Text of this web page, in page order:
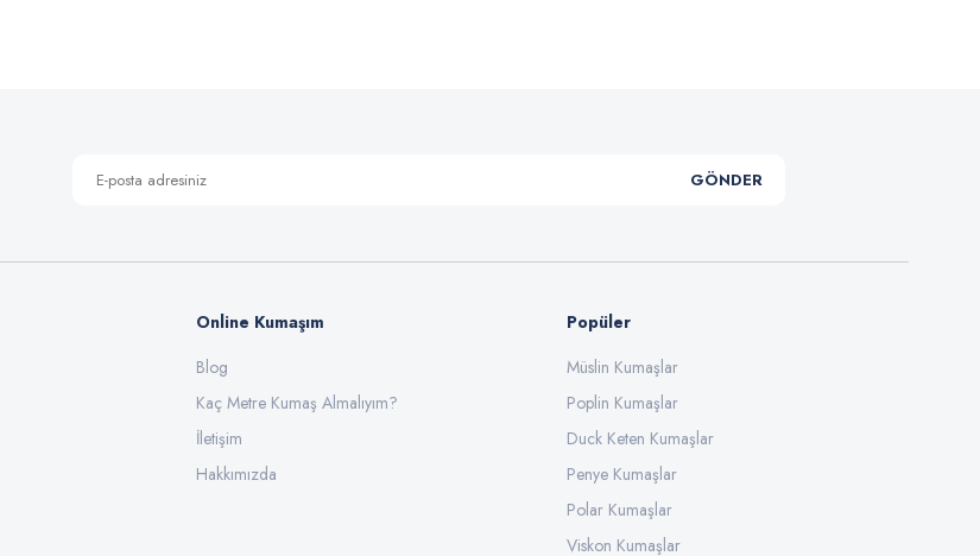
Gönder
GÖNDER
Online Kumaşım
Blog
Kaç Metre Kumaş Almalıyım?
İletişim
Hakkımızda
Popüler
Müslin Kumaşlar
Poplin Kumaşlar
Duck Keten Kumaşlar
Penye Kumaşlar
Polar Kumaşlar
Viskon Kumaşlar